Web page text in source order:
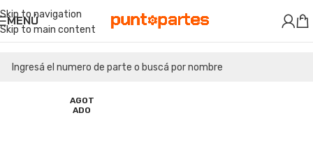
Skip to navigation
Skip to main content
MENÚ
AGOT
ADO